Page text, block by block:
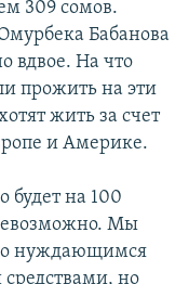
309 сомов.
Бабанова
вдвое. На что
прожить на эти
жить за счет
и Америке.
будет на 100
Мы
нуждающимся
но